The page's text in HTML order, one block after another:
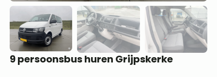
9 persoonsbus huren Grijpskerke